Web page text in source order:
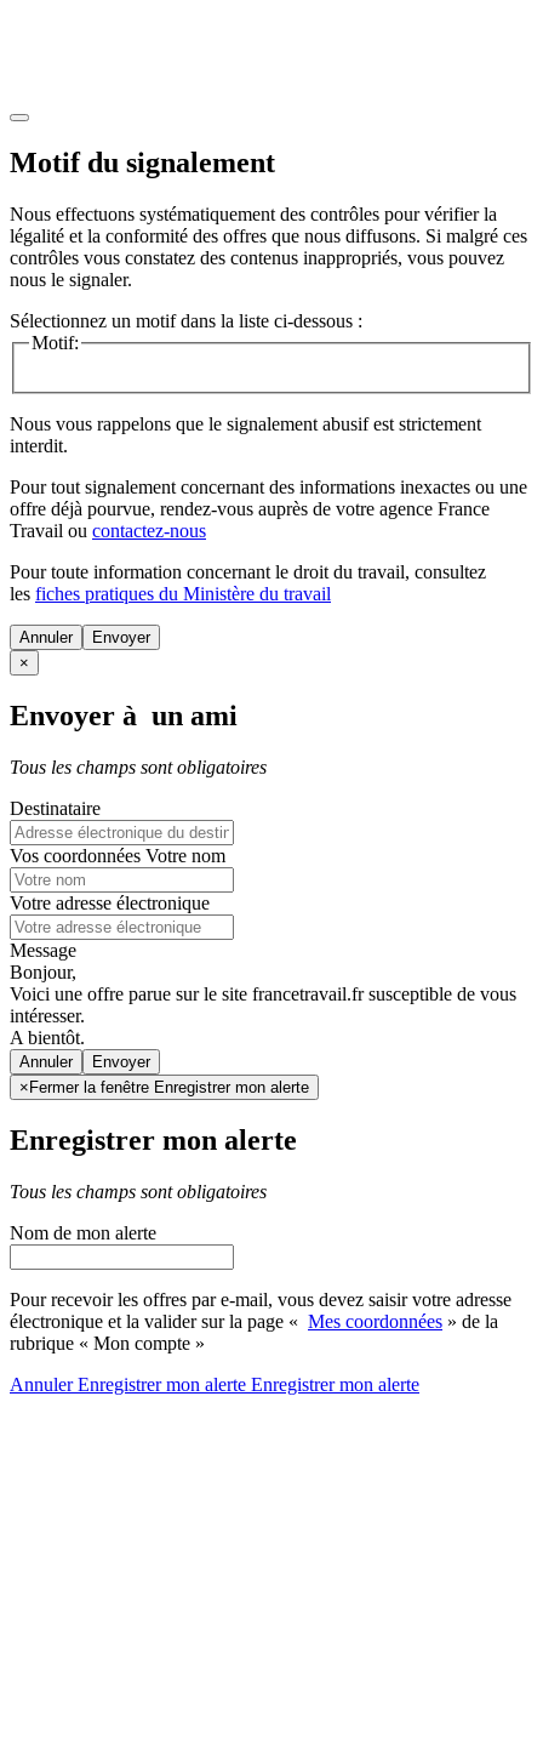
Motif du signalement
Nous effectuons systématiquement des contrôles pour vérifier la
légalité et la conformité des offres que nous diffusons. Si malgré ces
contrôles vous constatez des contenus inappropriés, vous pouvez
nous le signaler.
Sélectionnez un motif dans la liste ci-dessous :
Motif:
Nous vous rappelons que le signalement abusif est strictement
interdit.
Pour tout signalement concernant des informations inexactes ou une
offre déjà pourvue, rendez-vous auprès de votre agence France
Travail ou contactez-nous
Pour toute information concernant le droit du travail, consultez
les fiches pratiques du Ministère du travail
Annuler
×
Envoyer à un ami
Tous les champs sont obligatoires
Destinataire
Vos coordonnées Votre nom
Votre adresse électronique
Message
Bonjour,
Voici une offre parue sur le site francetravail.fr susceptible de vous
intéresser.
A bientôt.
Annuler
× Fermer la fenêtre Enregistrer mon alerte
Enregistrer mon alerte
Tous les champs sont obligatoires
Nom de mon alerte
Pour recevoir les offres par e-mail, vous devez saisir votre adresse
électronique et la valider sur la page « Mes coordonnées » de la
rubrique « Mon compte »
AnnulerEnregistrer mon alerte Enregistrermon alerte